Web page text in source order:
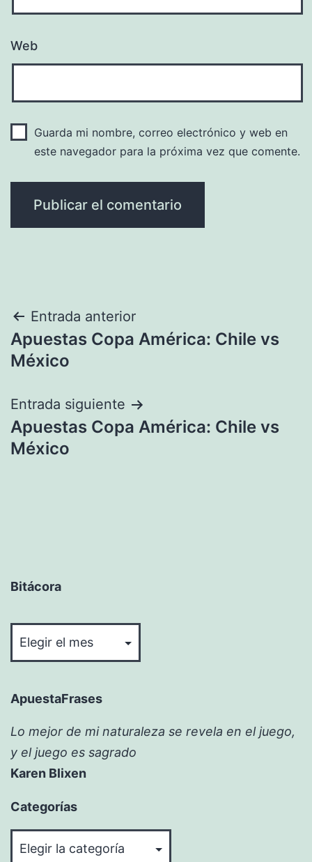
Web
Guarda mi nombre, correo electrónico y web en
este navegador para la próxima vez que comente.
Navegación
de
Entrada anterior
Apuestas Copa América: Chile vs
México
Entrada siguiente
Apuestas Copa América: Chile vs
México
Bitácora
ApuestaFrases
Lo mejor de mi naturaleza se revela en el juego,
y el juego es sagrado
Karen Blixen
Categorías